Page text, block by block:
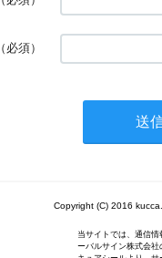
（必須）
Copyright (C) 2016
当サイトでは、通信
ーバルサイン株式会